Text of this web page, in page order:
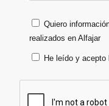
Quiero
realizados en Alfajar
He leído y acepto